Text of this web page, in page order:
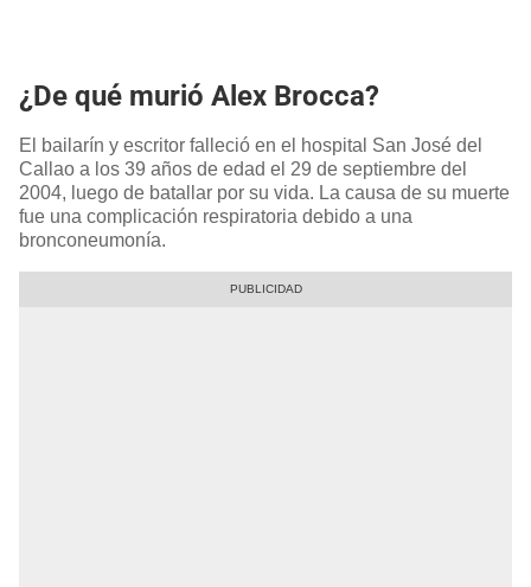
¿De qué murió Alex Brocca?
El bailarín y escritor falleció en el hospital San José del
Callao a los 39 años de edad el 29 de septiembre del
2004, luego de batallar por su vida. La causa de su muerte
fue una complicación respiratoria debido a una
bronconeumonía.